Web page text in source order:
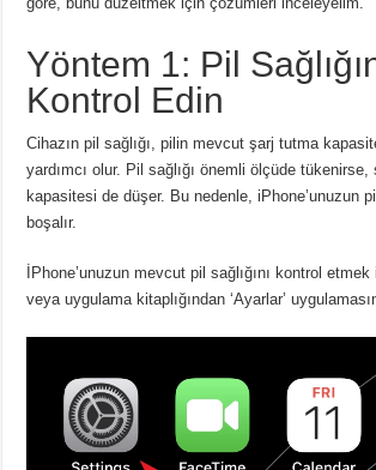
Yöntem 1: Pil
Kontrol Edin
Cihazın pil sağlığı, pilin mevcut şarj tutma
yardımcı olur. Pil sağlığı önemli ölçüde tükenirse,
kapasitesi de düşer. Bu nedenle, iPhone’unuzun
boşalır.
İPhone’unuzun mevcut pil sağlığını kontrol
veya uygulama kitaplığından ‘Ayarlar’